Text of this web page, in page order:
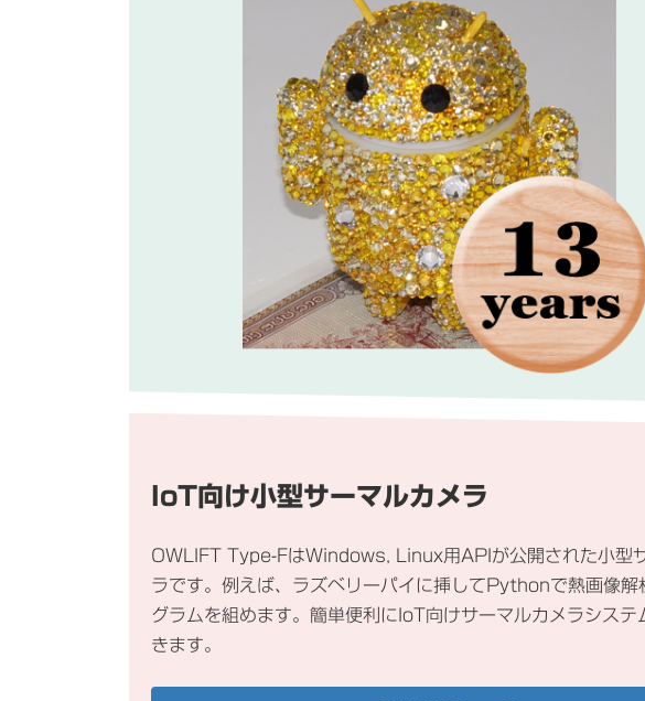
IoT向け小型サーマルカメラ
OWLIFT Type-FはWindows, Linux用APIが公開された小型
ラです。例えば、ラズベリーパイに挿してPythonで熱画像解
グラムを組めます。簡単便利にIoT向けサーマルカメラシステ
きます。